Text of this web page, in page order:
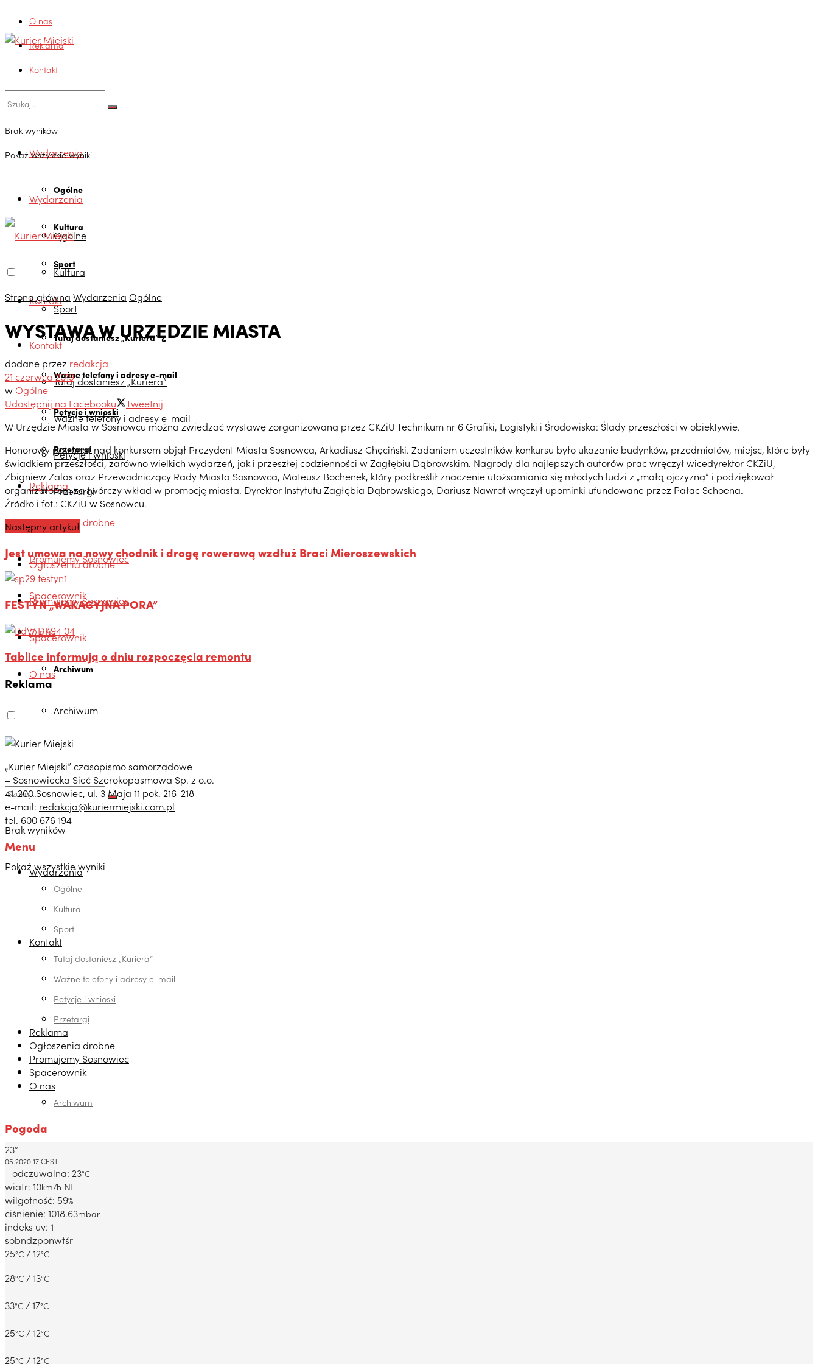
O nas
Reklama
Kontakt
Brak wyników
Pokaż wszystkie wyniki
Wydarzenia
Ogólne
Kultura
Sport
Kontakt
Tutaj dostaniesz „Kuriera”
Ważne telefony i adresy e-mail
Petycje i wnioski
Przetargi
Reklama
Ogłoszenia drobne
Promujemy Sosnowiec
Spacerownik
O nas
Archiwum
Wydarzenia
Ogólne
Kultura
Sport
Kontakt
Tutaj dostaniesz „Kuriera”
Ważne telefony i adresy e-mail
Petycje i wnioski
Przetargi
Reklama
Ogłoszenia drobne
Promujemy Sosnowiec
Spacerownik
O nas
Archiwum
Brak wyników
Pokaż wszystkie wyniki
Strona główna Wydarzenia Ogólne
WYSTAWA W URZĘDZIE MIASTA
dodane przez redakcja
21 czerwca 2019
wOgólne
Udostępnij na Facebooku
Tweetnij
W Urzędzie Miasta w Sosnowcu można zwiedzać wystawę zorganizowaną przez CKZiU Technikum nr 6 Grafiki, Logistyki i Środowiska: Ślady przeszłości w obiektywie.
Honorowy patronat nad konkursem objął Prezydent Miasta Sosnowca, Arkadiusz Chęciński. Zadaniem uczestników konkursu było ukazanie budynków, przedmiotów, miejsc, które były
świadkiem przeszłości, zarówno wielkich wydarzeń, jak i przeszłej codzienności w Zagłębiu Dąbrowskim. Nagrody dla najlepszych autorów prac wręczył wicedyrektor CKZiU,
Zbigniew Zalas oraz Przewodniczący Rady Miasta Sosnowca, Mateusz Bochenek, który podkreślił znaczenie utożsamiania się młodych ludzi z „małą ojczyzną” i podziękował
organizatorom za twórczy wkład w promocję miasta. Dyrektor Instytutu Zagłębia Dąbrowskiego, Dariusz Nawrot wręczył upominki ufundowane przez Pałac Schoena.
Źródło i fot.: CKZiU w Sosnowcu.
Następny artykuł
Jest umowa na nowy chodnik i drogę rowerową wzdłuż Braci Mieroszewskich
FESTYN „WAKACYJNA PORA”
Tablice informują o dniu rozpoczęcia remontu
Reklama
„Kurier Miejski” czasopismo samorządowe
– Sosnowiecka Sieć Szerokopasmowa Sp. z o.o.
41-200 Sosnowiec, ul. 3 Maja 11 pok. 216-218
e-mail: redakcja@kuriermiejski.com.pl
tel. 600 676 194
Menu
Wydarzenia
Ogólne
Kultura
Sport
Kontakt
Tutaj dostaniesz „Kuriera”
Ważne telefony i adresy e-mail
Petycje i wnioski
Przetargi
Reklama
Ogłoszenia drobne
Promujemy Sosnowiec
Spacerownik
O nas
Archiwum
Pogoda
Dabrowa Gornicza, PL
23°
05:2020:17 CEST
odczuwalna: 23°C
wiatr: 10km/h NE
wilgotność: 59%
ciśnienie: 1018.63mbar
indeks uv: 1
sobndzponwtśr
25°C / 12°C
28°C / 13°C
33°C / 17°C
25°C / 12°C
25°C / 12°C